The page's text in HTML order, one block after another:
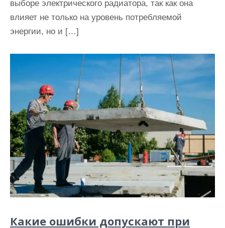
выборе электрического радиатора, так как она
влияет не только на уровень потребляемой
энергии, но и […]
Какие ошибки допускают при